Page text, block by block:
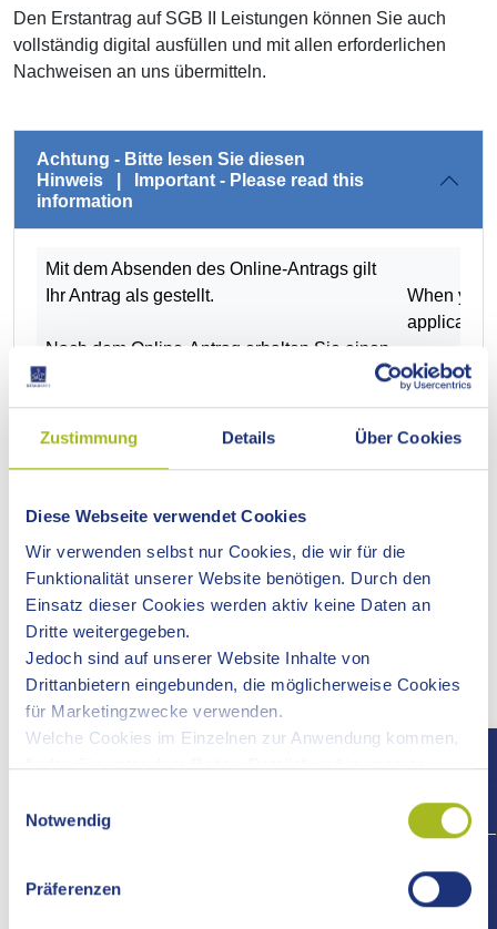
Zustimmung Details Über Cookies
Diese Webseite verwendet Cookies
Wir verwenden selbst nur Cookies, die wir für die
Funktionalität unserer Website benötigen. Durch den
Einsatz dieser Cookies werden aktiv keine Daten an
Dritte weitergegeben.
Jedoch sind auf unserer Website Inhalte von
Drittanbietern eingebunden, die möglicherweise Cookies
für Marketingzwecke verwenden.
Welche Cookies im Einzelnen zur Anwendung kommen,
finden Sie unter dem Reiter „Details“ und in unserer
Notwendig
Präferenzen
Den Erstantrag auf SGB II Leistungen können Sie auch
vollständig digital ausfüllen und mit allen erforderlichen
Nachweisen an uns übermitteln.
Achtung - Bitte lesen Sie diesen
Hinweis | Important - Please read this
information
Mit dem Absenden des Online‑Antrags gilt
Ihr Antrag als gestellt.
Nach dem Online‑Antrag erhalten Sie einen
Brief von uns.
welche Unterlagen wir noch von Ihnen
Termin kommen müssen.
Der persönliche Termin ist sehr wichtig.
Er ist nötig:
um Ihre Identität zu prüfen und
um offene Fragen zu klären.
Bitte bringen Sie zum Termin alle im Brief
genannten Unterlagen mit.
Vielen Dank für Ihr Verständnis.
When you
After
This letter
It is
Please
Thank
beantragen